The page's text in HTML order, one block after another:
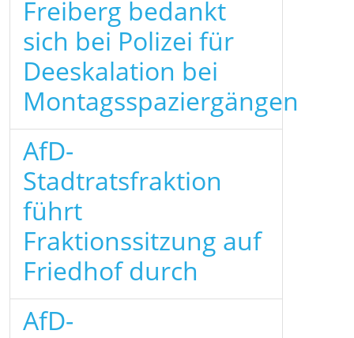
Freiberg bedankt
sich bei Polizei für
Deeskalation bei
Montagsspaziergängen
AfD-
Stadtratsfraktion
führt
Fraktionssitzung auf
Friedhof durch
AfD-